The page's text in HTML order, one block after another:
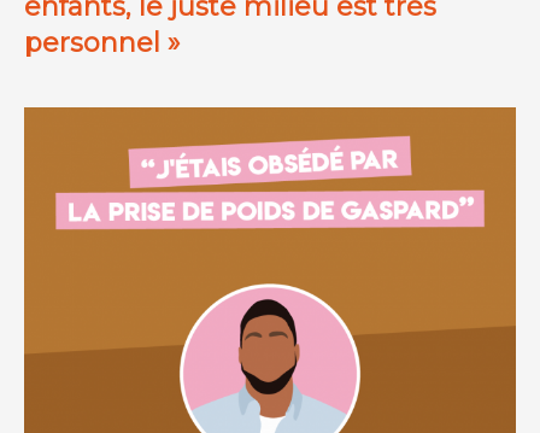
enfants, le juste milieu est très
personnel »